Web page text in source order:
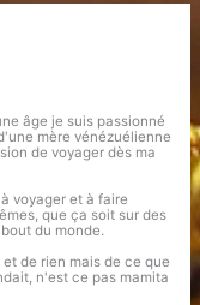
âge je suis passionné
mère vénézuélienne
de voyager dès ma
voyager et à faire
que ça soit sur des
du monde.
de rien mais de ce que
n'est ce pas mamita